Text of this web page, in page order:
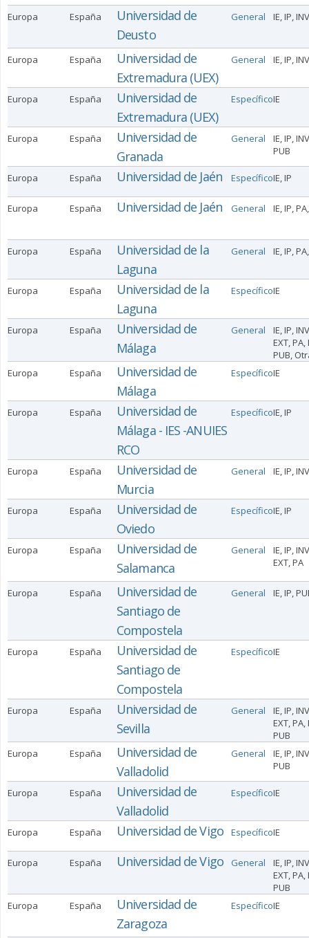
Europa España
Universidad de
Deusto
General IE, IP,
Europa España
Universidad de
Extremadura (UEX)
General IE, IP,
Europa España
Universidad de
Extremadura (UEX)
EspecíficoIE
Europa España
Universidad de
Granada
General
IE, IP,
PUB
Europa España Universidad de Jaén EspecíficoIE, IP
Europa España Universidad de Jaén General IE, IP,
Europa España
Universidad de la
Laguna
General IE, IP,
Europa España
Universidad de la
Laguna
EspecíficoIE
Europa España
Universidad de
Málaga
General
IE, IP,
EXT, PA,
PUB,
Europa
España
Universidad de
Málaga
EspecíficoIE
Europa España
Universidad de
Málaga - IES -ANUIES
RCO
EspecíficoIE, IP
Europa España
Universidad de
Murcia
General IE, IP,
Europa España
Universidad de
Oviedo
EspecíficoIE, IP
Europa España
Universidad de
Salamanca
General
IE, IP,
EXT, PA
Europa España
Universidad de
Santiago de
Compostela
General IE, IP,
Europa España
Universidad de
Santiago de
Compostela
EspecíficoIE
Europa España
Universidad de
Sevilla
General
IE, IP,
EXT, PA,
PUB
Europa
España
Universidad de
Valladolid
General
IE, IP,
PUB
Europa España
Universidad de
Valladolid
EspecíficoIE
Europa España Universidad de Vigo EspecíficoIE
Europa España Universidad de Vigo General
IE, IP,
EXT, PA,
PUB
Europa
España
Universidad de
Zaragoza
EspecíficoIE